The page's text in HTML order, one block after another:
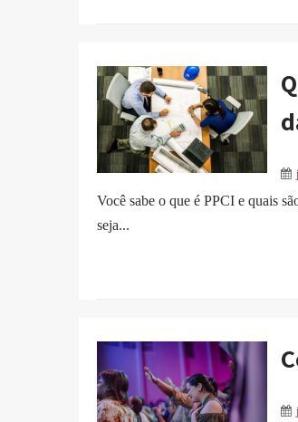
Você sabe o que é PPCI e quais
seja...